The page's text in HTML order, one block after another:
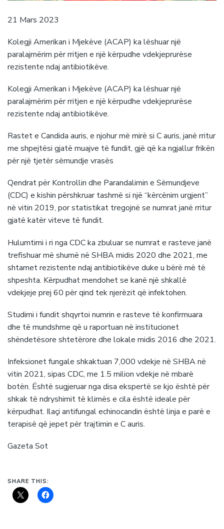
21 Mars 2023
Kolegji Amerikan i Mjekëve (ACAP) ka lëshuar një
paralajmërim për rritjen e një kërpudhe vdekjeprurëse
rezistente ndaj antibiotikëve.
Kolegji Amerikan i Mjekëve (ACAP) ka lëshuar një
paralajmërim për rritjen e një kërpudhe vdekjeprurëse
rezistente ndaj antibiotikëve.
Rastet e Candida auris, e njohur më mirë si C auris, janë rritur
me shpejtësi gjatë muajve të fundit, gjë që ka ngjallur frikën
për një tjetër sëmundje vrasës
Qendrat për Kontrollin dhe Parandalimin e Sëmundjeve
(CDC) e kishin përshkruar tashmë si një “kërcënim urgjent”
në vitin 2019, por statistikat tregojnë se numrat janë rritur
gjatë katër viteve të fundit.
Hulumtimi i ri nga CDC ka zbuluar se numrat e rasteve janë
trefishuar më shumë në SHBA midis 2020 dhe 2021, me
shtamet rezistente ndaj antibiotikëve duke u bërë më të
shpeshta. Kërpudhat mendohet se kanë një shkallë
vdekjeje prej 60 për qind tek njerëzit që infektohen.
Studimi i fundit shqyrtoi numrin e rasteve të konfirmuara
dhe të mundshme që u raportuan në institucionet
shëndetësore shtetërore dhe lokale midis 2016 dhe 2021.
Infeksionet fungale shkaktuan 7,000 vdekje në SHBA në
vitin 2021, sipas CDC, me 1.5 milion vdekje në mbarë
botën. Është sugjeruar nga disa ekspertë se kjo është për
shkak të ndryshimit të klimës e cila është ideale për
kërpudhat. Ilaçi antifungal echinocandin është linja e parë e
terapisë që jepet për trajtimin e C auris.
Gazeta Sot
SHARE THIS: